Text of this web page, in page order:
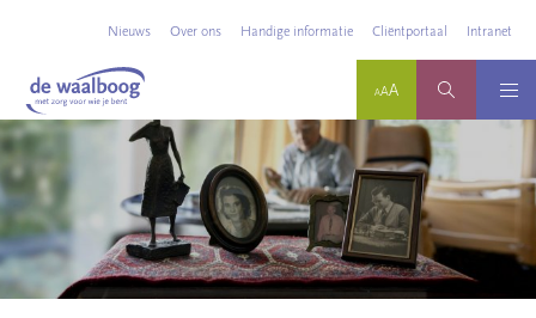
Nieuws Over ons Handige informatie Cliëntportaal Intranet